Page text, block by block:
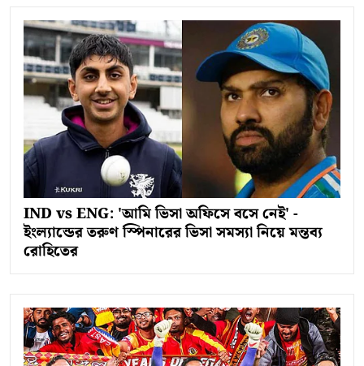
IND vs ENG: 'আমি ভিসা অফিসে বসে নেই' -
ইংল্যান্ডের তরুণ স্পিনারের ভিসা সমস্যা নিয়ে মন্তব্য
রোহিতের